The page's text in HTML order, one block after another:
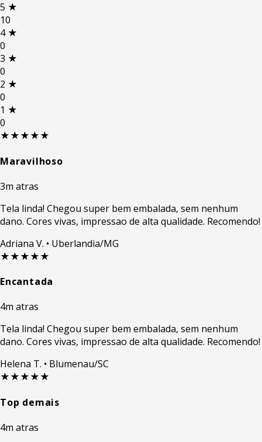
5 ★
10
4 ★
0
3 ★
0
2 ★
0
1 ★
0
★★★★★
Maravilhoso
3m atras
Tela linda! Chegou super bem embalada, sem nenhum
dano. Cores vivas, impressao de alta qualidade. Recomendo!
Adriana V. • Uberlandia/MG
★★★★★
Encantada
4m atras
Tela linda! Chegou super bem embalada, sem nenhum
dano. Cores vivas, impressao de alta qualidade. Recomendo!
Helena T. • Blumenau/SC
★★★★★
Top demais
4m atras